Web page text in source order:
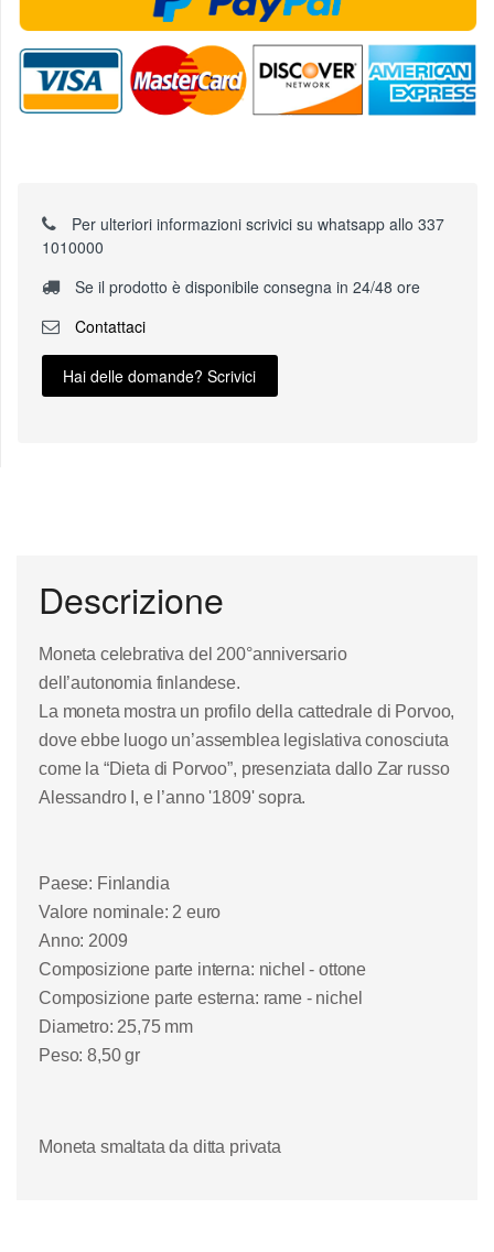
Per ulteriori informazioni scrivici su whatsapp allo 337
1010000
Se il prodotto è disponibile consegna in 24/48 ore
Contattaci
Hai delle domande? Scrivici
Descrizione
Moneta celebrativa del 200°anniversario
dell’autonomia finlandese.
La moneta mostra un profilo della cattedrale di Porvoo,
dove ebbe luogo un’assemblea legislativa conosciuta
come la “Dieta di Porvoo”, presenziata dallo Zar russo
Alessandro I, e l’anno '1809' sopra.
Paese: Finlandia
Valore nominale: 2 euro
Anno: 2009
Composizione parte interna: nichel - ottone
Composizione parte esterna: rame - nichel
Diametro: 25,75 mm
Peso: 8,50 gr
Moneta smaltata da ditta privata